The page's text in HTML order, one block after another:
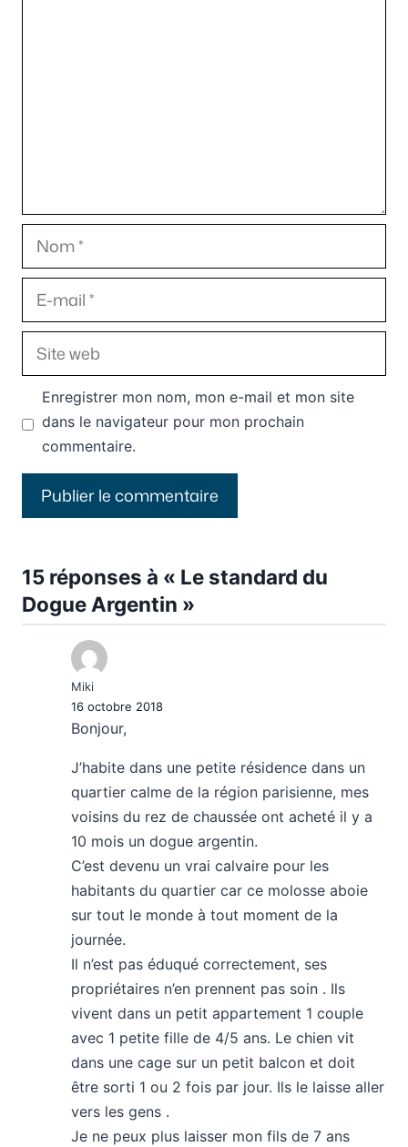
Nom
E-
mail
Site
web
Enregistrer mon nom, mon e-mail et mon site
dans le navigateur pour mon prochain
commentaire.
15 réponses à « Le standard du
Dogue Argentin »
Miki
16 octobre 2018
Bonjour,
J’habite dans une petite résidence dans un
quartier calme de la région parisienne, mes
voisins du rez de chaussée ont acheté il y a
10 mois un dogue argentin.
C’est devenu un vrai calvaire pour les
habitants du quartier car ce molosse aboie
sur tout le monde à tout moment de la
journée.
Il n’est pas éduqué correctement, ses
propriétaires n’en prennent pas soin . Ils
vivent dans un petit appartement 1 couple
avec 1 petite fille de 4/5 ans. Le chien vit
dans une cage sur un petit balcon et doit
être sorti 1 ou 2 fois par jour. Ils le laisse aller
vers les gens .
Je ne peux plus laisser mon fils de 7 ans